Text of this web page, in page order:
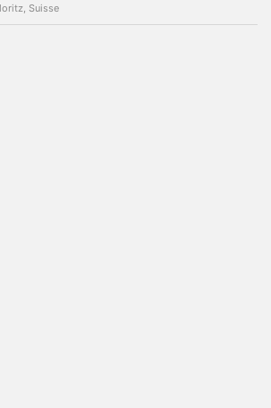
Suisse